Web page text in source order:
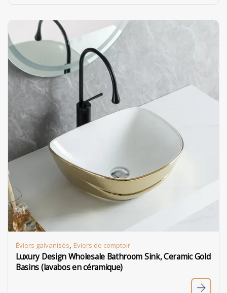
Éviers galvanisés, Eviers de comptoir
Luxury Design Wholesale Bathroom Sink, Ceramic Gold
Basins (lavabos en céramique)